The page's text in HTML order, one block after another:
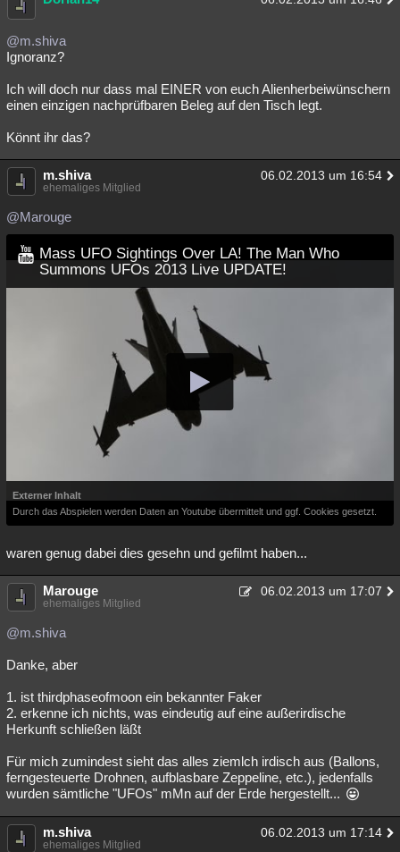
@m.shiva
Ignoranz?
Ich will doch nur dass mal EINER von euch Alienherbeiwünschern
einen einzigen nachprüfbaren Beleg auf den Tisch legt.
Könnt ihr das?
m.shiva 06.02.2013 um 16:54
ehemaliges Mitglied
@Marouge
Mass UFO Sightings Over LA! The Man Who
Summons UFOs 2013 Live UPDATE!
Externer Inhalt
Durch das Abspielen werden Daten an Youtube übermittelt und ggf. Cookies gesetzt.
waren genug dabei dies gesehn und gefilmt haben...
Marouge 06.02.2013 um 17:07
ehemaliges Mitglied
@m.shiva
Danke, aber
1. ist thirdphaseofmoon ein bekannter Faker
2. erkenne ich nichts, was eindeutig auf eine außerirdische
Herkunft schließen läßt
Für mich zumindest sieht das alles ziemlch irdisch aus (Ballons,
ferngesteuerte Drohnen, aufblasbare Zeppeline, etc.), jedenfalls
wurden sämtliche "UFOs" mMn auf der Erde hergestellt...
m.shiva 06.02.2013 um 17:14
ehemaliges Mitglied